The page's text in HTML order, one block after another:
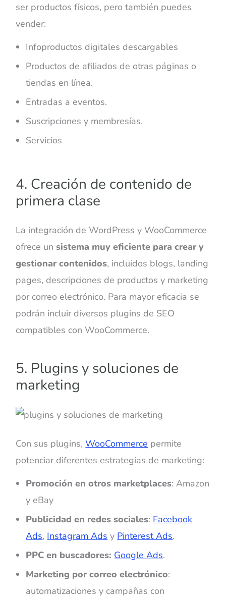
ser productos físicos, pero también puedes
vender:
Infoproductos digitales descargables
Productos de afiliados de otras páginas o
tiendas en línea.
Entradas a eventos.
Suscripciones y membresías.
Servicios
4. Creación de contenido de
primera clase
La integración de WordPress y WooCommerce
ofrece unsistema muy eficiente para crear y
gestionar contenidos, incluidos blogs, landing
pages, descripciones de productos y marketing
por correo electrónico. Para mayor eficacia se
podrán incluir diversos plugins de SEO
compatibles con WooCommerce.
5. Plugins y soluciones de
marketing
Con sus plugins,WooCommerce permite
potenciar diferentes estrategias de marketing:
Promoción en otros marketplaces: Amazon
y eBay
Publicidad en redes sociales: Facebook
Ads, Instagram Ads y Pinterest Ads.
PPC en buscadores: Google Ads.
Marketing por correo electrónico:
automatizaciones y campañas con